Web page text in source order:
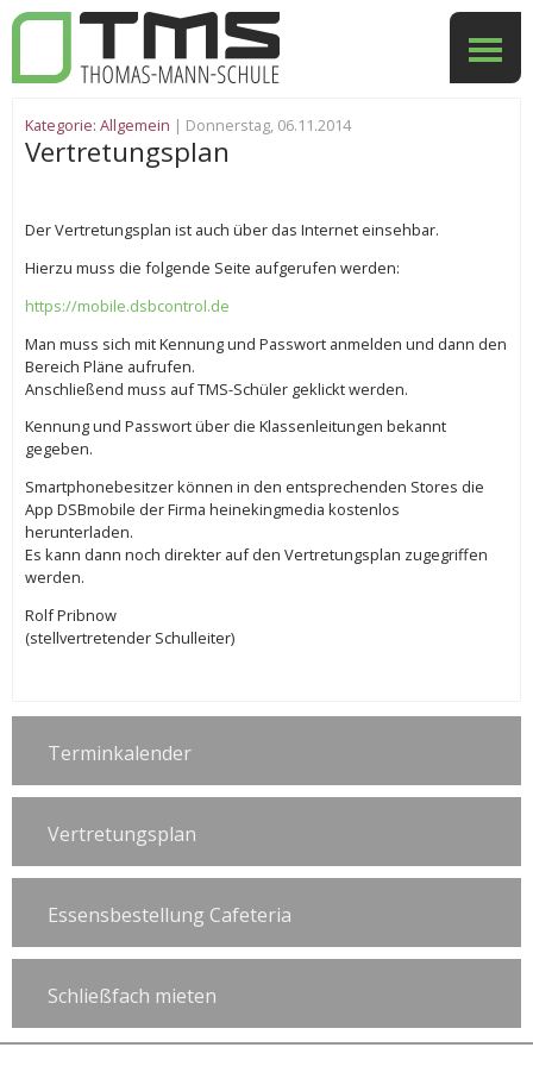
Kategorie: Allgemein | Donnerstag, 06.11.2014
Vertretungsplan
Der Vertretungsplan ist auch über das Internet einsehbar.
Hierzu muss die folgende Seite aufgerufen werden:
https://mobile.dsbcontrol.de
Man muss sich mit Kennung und Passwort anmelden und dann den
Bereich Pläne aufrufen.
Anschließend muss auf TMS-Schüler geklickt werden.
Kennung und Passwort über die Klassenleitungen bekannt
gegeben.
Smartphonebesitzer können in den entsprechenden Stores die
App DSBmobile der Firma heinekingmedia kostenlos
herunterladen.
Es kann dann noch direkter auf den Vertretungsplan zugegriffen
werden.
Rolf Pribnow
(stellvertretender Schulleiter)
Terminkalender
Vertretungsplan
Essensbestellung Cafeteria
Schließfach mieten